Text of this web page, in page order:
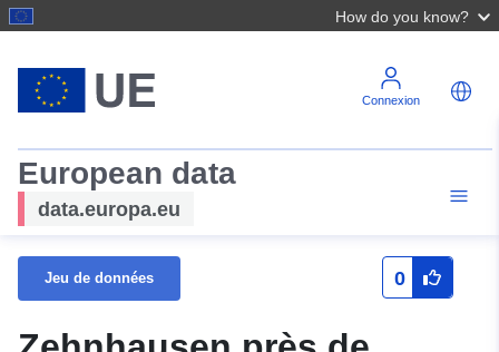
How do you know?
Connexion
European data
data.europa.eu
Jeu de données 0